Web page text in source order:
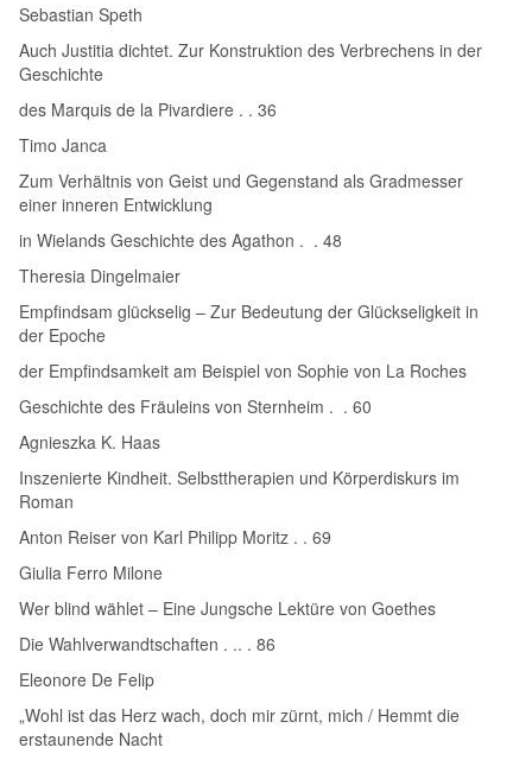
Sebastian Speth
Auch Justitia dichtet. Zur Konstruktion des Verbrechens in der
Geschichte
des Marquis de la Pivardiere . . 36
Timo Janca
Zum Verhältnis von Geist und Gegenstand als Gradmesser
einer inneren Entwicklung
in Wielands Geschichte des Agathon . . 48
Theresia Dingelmaier
Empfindsam glückselig – Zur Bedeutung der Glückseligkeit in
der Epoche
der Empfindsamkeit am Beispiel von Sophie von La Roches
Geschichte des Fräuleins von Sternheim . . 60
Agnieszka K. Haas
Inszenierte Kindheit. Selbsttherapien und Körperdiskurs im
Roman
Anton Reiser von Karl Philipp Moritz . . 69
Giulia Ferro Milone
Wer blind wählet – Eine Jungsche Lektüre von Goethes
Die Wahlverwandtschaften . .. . 86
Eleonore De Felip
„Wohl ist das Herz wach, doch mir zürnt, mich / Hemmt die
erstaunende Nacht